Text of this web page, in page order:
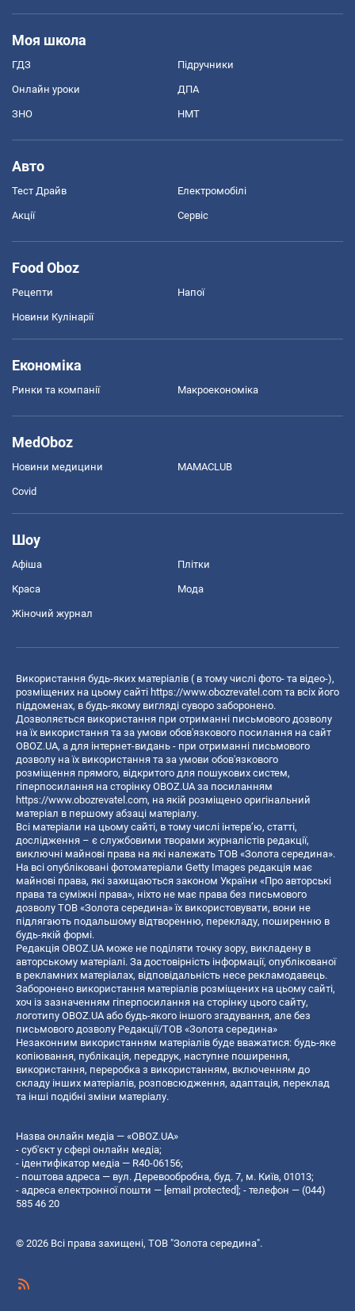
Моя школа
ГДЗ Підручники
Онлайн уроки ДПА
ЗНО НМТ
Авто
Тест Драйв Електромобілі
Акції Сервіс
Food Oboz
Рецепти Напої
Новини Кулінарії
Економіка
Ринки та компанії Макроекономіка
MedOboz
Новини медицини MAMACLUB
Covid
Шоу
Афіша Плітки
Краса Мода
Жіночий журнал
Використання будь-яких матеріалів ( в тому числі фото- та відео-),
розміщених на цьому сайті https://www.obozrevatel.com та всіх його
піддоменах, в будь-якому вигляді суворо заборонено.
Дозволяється використання при отриманні письмового дозволу
на їх використання та за умови обов'язкового посилання на сайт
OBOZ.UA, а для інтернет-видань - при отриманні письмового
дозволу на їх використання та за умови обов'язкового
розміщення прямого, відкритого для пошукових систем,
гіперпосилання на сторінку OBOZ.UA за посиланням
https://www.obozrevatel.com, на якій розміщено оригінальний
матеріал в першому абзаці матеріалу.
Всі матеріали на цьому сайті, в тому числі інтерв’ю, статті,
дослідження – є службовими творами журналістів редакції,
виключні майнові права на які належать ТОВ «Золота середина».
На всі опубліковані фотоматеріали Getty Images редакція має
майнові права, які захищаються законом України «Про авторські
права та суміжні права», ніхто не має права без письмового
дозволу ТОВ «Золота середина» їх використовувати, вони не
підлягають подальшому відтворенню, перекладу, поширенню в
будь-якій формі.
Редакція OBOZ.UA може не поділяти точку зору, викладену в
авторському матеріалі. За достовірність інформації, опублікованої
в рекламних матеріалах, відповідальність несе рекламодавець.
Заборонено використання матеріалів розміщених на цьому сайті,
хоч із зазначенням гіперпосилання на сторінку цього сайту,
логотипу OBOZ.UA або будь-якого іншого згадування, але без
письмового дозволу Редакції/ТОВ «Золота середина»
Незаконним використанням матеріалів буде вважатися: будь-яке
копiювання, публiкацiя, передрук, наступне поширення,
використання, переробка з використанням, включенням до
складу інших матеріалів, розповсюдження, адаптація, переклад
та інші подібні зміни матеріалу.
Назва онлайн медіа — «OBOZ.UA»
- суб'єкт у сфері онлайн медіа;
- ідентифікатор медіа — R40-06156;
- поштова адреса — вул. Деревообробна, буд. 7, м. Київ, 01013;
- адреса електронної пошти — [email protected] ; - телефон — (044)
585 46 20
© 2026 Всі права захищені, ТОВ "Золота середина".